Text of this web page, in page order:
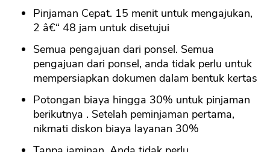
Pinjaman Cepat. 15 menit untuk mengajukan,
2 â€“ 48 jam untuk disetujui
Semua pengajuan dari ponsel. Semua
pengajuan dari ponsel, anda tidak perlu untuk
mempersiapkan dokumen dalam bentuk kertas
Potongan biaya hingga 30% untuk pinjaman
berikutnya . Setelah peminjaman pertama,
nikmati diskon biaya layanan 30%